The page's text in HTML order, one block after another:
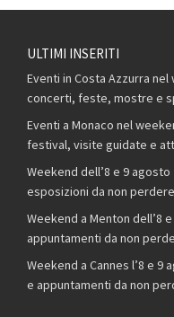
ULTIMI INSERITI
Eventi in Costa Azzurra
concerti, feste, mostre e
Eventi a Monaco nel
festival, visite guidate e
Weekend dell’8 e 9
esposizioni da non perdere
Weekend a Menton dell’8
appuntamenti da non
Weekend a Cannes l’8 e
e appuntamenti da non